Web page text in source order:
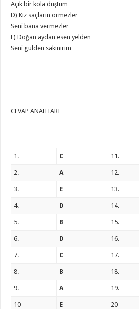
Açık bir kola düştüm
D) Kız saçların örmezler
Seni bana vermezler
E) Doğan aydan esen yelden
Seni gülden sakınırım
CEVAP ANAHTARI
1. C 11.
2. A 12.
3. E 13.
4. D 14.
5. B 15.
6. D 16.
7. C 17.
8. B 18.
9. A 19.
10 E 20